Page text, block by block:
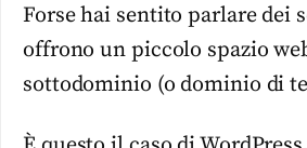
Forse hai sentito parlare dei
offrono un piccolo spazio
sottodominio (o dominio di